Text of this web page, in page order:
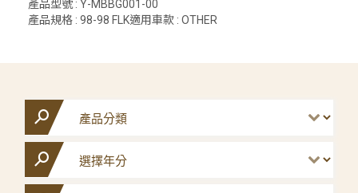
產品型號 : Y-MBBG001-00
產品規格 : 98-98 FLK適用車款 : OTHER